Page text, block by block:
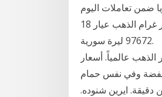
سوريا ضمن تعاملات اليوم
الأربعاء: أسعار الذهب في دمشق: سعر الغرام 21 قيراط 113950 ليرة سورية. سعر غرام الذهب عيار 18
97672 ليرة سورية.
ارتفاع أسعار الذهب عالمياً. أسعار
الفضة وفي نفس حمام
تظهر بجسلة تصوير جديدة. هافن01/09/2020. 0 أقل من دقيقة. ايرين شنوده.